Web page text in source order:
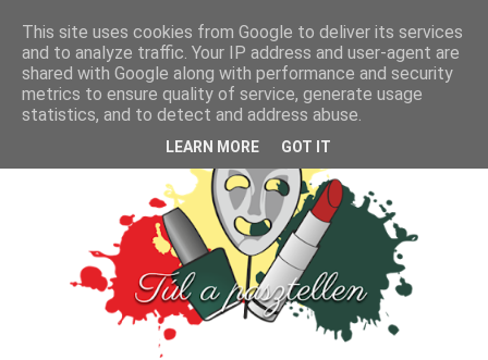
This site uses cookies from Google to deliver its services
and to analyze traffic. Your IP address and user-agent are
shared with Google along with performance and security
metrics to ensure quality of service, generate usage
statistics, and to detect and address abuse.
LEARN MORE GOT IT